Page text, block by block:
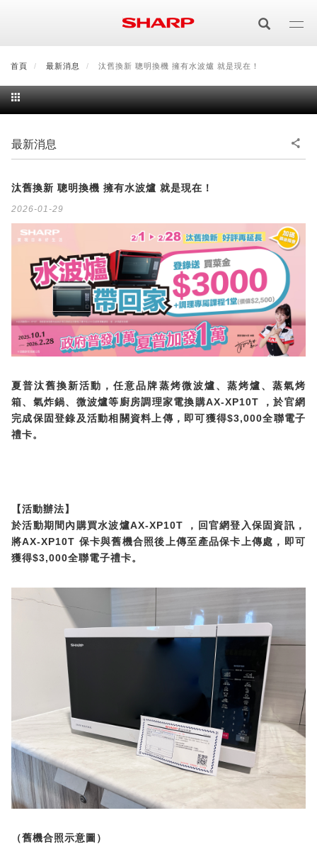
最新消息 會員登入/註冊 會員中心 顧客服務 夏普可購樂線上
電視/顯示器系列
AQUOS XLED
AQUOS QLED
AQUOS 4K UHD
AQUOS 2K FHD
藍牙音響
夏普量子臻原色
AQUOS XLED
AQUOS 8K 第三代
空氣淨化
Purefit空氣美學機
水活力空氣清淨機
空氣清淨機
自動除菌離子產生器
冷暖空調系列
AIoT智慧空調
冷專型
故障代碼查詢
2合1空氣清淨除濕機
自動除菌離子除濕機
高效除濕機
AIoT智慧聯網除濕機
乾淨方美學除濕機
技術
新型冠狀病毒抑制實證
自動除菌離子實證
J-TECH空調技術
空氣清淨機結合捕蚊技術
電風扇系列
DC直流馬達立扇
3D清淨循環扇
涼暖離子扇
多功能暖烘機
FAQ
PCI 自動除菌離子
冰箱系列
六門
五門(左右開)
四門
三門
雙門
冰箱系列介紹
四門對開除菌冰箱
左右開除菌冰箱
清洗系列
無孔槽系列介紹
無孔槽洗衣機
滾筒洗衣機/乾衣機
直立變頻洗衣機
RACTIVE Air系列
羽量級無線快充吸塵器
FAQ
無孔槽洗衣機
左右開冰箱
廚房調理
水波爐
AIoT智慧水波爐
水波爐
烹飪
AIoT智慧零水鍋
零水鍋
微波爐
機械轉盤微波爐
電子平板微波爐
飲品
咖啡機
淨水器
FAQ
零水鍋
水波爐
生活用品
照明系列
LED吸頂燈
鞋體保養系列
高科技鞋履賦活器
防護用品系列
低反射蛾眼面罩
保溫/冷藏系列
TEKION COOLER 科技酷冷袋
美容系列
美容保濕
水活力美容保濕器
美髮造型
吹風機
正負離子造型器
頭皮調理
頭皮手持按摩器
FAQ
商用設備
商用解決方案
商用顯示器
拼接電視牆
DirectView LED
耗材配件
首頁 最新消息 汰舊換新 聰明換機 擁有水波爐 就是現在！
最新消息
汰舊換新 聰明換機 擁有水波爐 就是現在！
2026-01-29
夏普汰舊換新活動，任意品牌蒸烤微波爐、蒸烤爐、蒸氣烤
箱、氣炸鍋、微波爐等廚房調理家電換購AX-XP10T
，於官網
完成保固登錄及活動相關資料上傳，即可獲得$3,000全聯電子
禮卡。
【活動辦法】
於活動期間內購買水波爐AX-XP10T
，回官網登入保固資訊，
將AX-XP10T 保卡與舊機合照後上傳至產品保卡上傳處，即可
獲得$3,000全聯電子禮卡。
（舊機合照示意圖）